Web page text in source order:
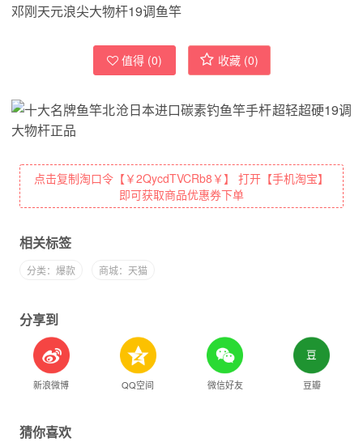
邓刚天元浪尖大物杆19调鱼竿
值得 (0) 收藏 (0)
点击复制淘口令【￥2QycdTVCRb8￥】 打开【手机淘宝】
即可获取商品优惠券下单
相关标签
分类：爆款 商城：天猫
分享到
新浪微博 QQ空间 微信好友 豆瓣
猜你喜欢